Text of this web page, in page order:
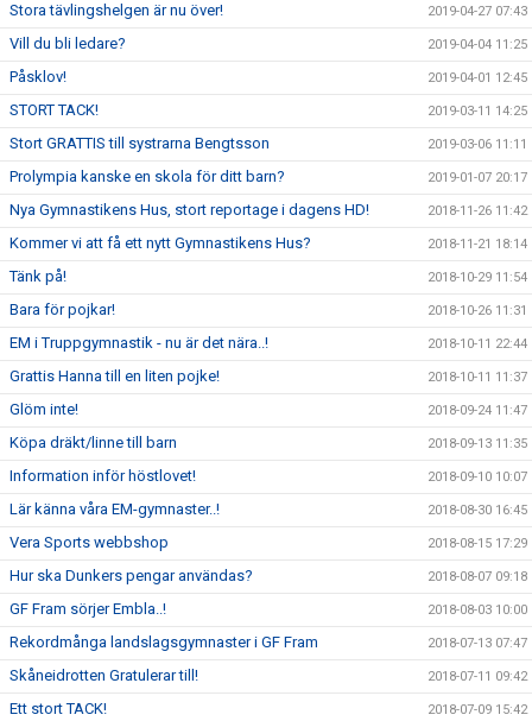
Stora tävlingshelgen är nu över! 2019-04-27 07:43
Vill du bli ledare? 2019-04-04 11:25
Påsklov! 2019-04-01 12:45
STORT TACK! 2019-03-11 14:25
Stort GRATTIS till systrarna Bengtsson 2019-03-06 11:11
Prolympia kanske en skola för ditt barn? 2019-01-07 20:17
Nya Gymnastikens Hus, stort reportage i dagens HD! 2018-11-26 11:42
Kommer vi att få ett nytt Gymnastikens Hus? 2018-11-21 18:14
Tänk på! 2018-10-29 11:54
Bara för pojkar! 2018-10-26 11:31
EM i Truppgymnastik - nu är det nära..! 2018-10-11 22:44
Grattis Hanna till en liten pojke! 2018-10-11 11:37
Glöm inte! 2018-09-24 11:47
Köpa dräkt/linne till barn 2018-09-13 11:35
Information inför höstlovet! 2018-09-10 10:07
Lär känna våra EM-gymnaster..! 2018-08-30 16:45
Vera Sports webbshop 2018-08-15 17:29
Hur ska Dunkers pengar användas? 2018-08-07 09:18
GF Fram sörjer Embla..! 2018-08-03 10:00
Rekordmånga landslagsgymnaster i GF Fram 2018-07-13 07:47
Skåneidrotten Gratulerar till! 2018-07-11 09:42
Ett stort TACK! 2018-07-09 15:42